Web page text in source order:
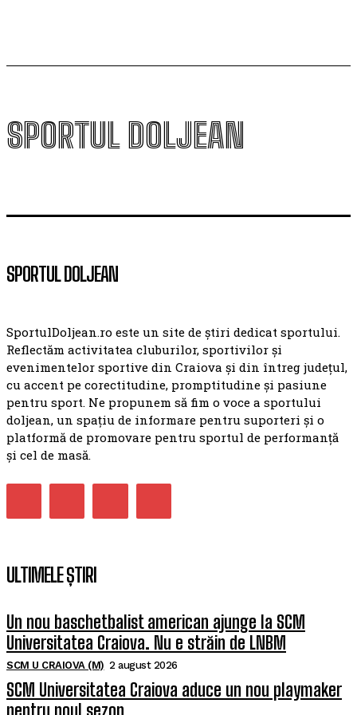
SPORTUL DOLJEAN
SPORTUL DOLJEAN
SportulDoljean.ro este un site de știri dedicat sportului.
Reflectăm activitatea cluburilor, sportivilor și
evenimentelor sportive din Craiova și din întreg județul,
cu accent pe corectitudine, promptitudine și pasiune
pentru sport. Ne propunem să fim o voce a sportului
doljean, un spațiu de informare pentru suporteri și o
platformă de promovare pentru sportul de performanță
și cel de masă.
ULTIMELE ȘTIRI
Un nou baschetbalist american ajunge la SCM
Universitatea Craiova. Nu e străin de LNBM
SCM U CRAIOVA (M) 2 august 2026
SCM Universitatea Craiova aduce un nou playmaker
pentru noul sezon